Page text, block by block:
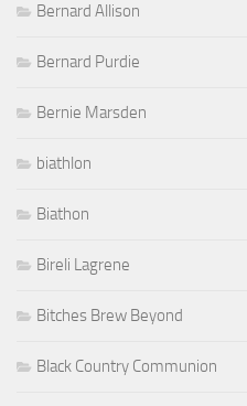
Bernard Allison
Bernard Purdie
Bernie Marsden
biathlon
Biathon
Bireli Lagrene
Bitches Brew Beyond
Black Country Communion